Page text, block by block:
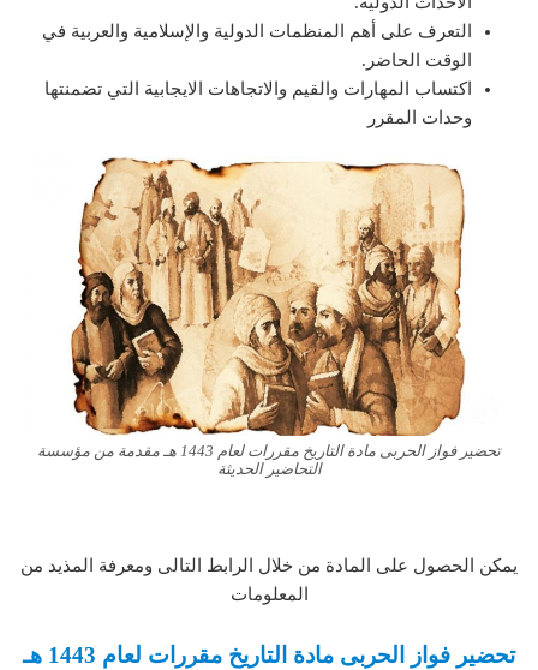
التعرف على أهم المنظمات الدولية والإسلامية والعربية في
الوقت الحاضر.
اكتساب المهارات والقيم والاتجاهات الايجابية التي تضمنتها
وحدات المقرر
تحضير فواز الحربى مادة التاريخ مقررات لعام 1443 هـ مقدمة من مؤسسة
التحاضير الحديثة
يمكن الحصول على المادة من خلال الرابط التالى ومعرفة المذيد من
المعلومات
تحضير فواز الحربى مادة التاريخ مقررات لعام 1443 هـ